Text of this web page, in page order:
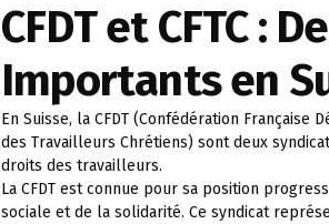
CFDT et CFTC :
Importants en
En Suisse, la CFDT (Confédération Française
des Travailleurs Chrétiens) sont deux
droits des travailleurs.
La CFDT est connue pour sa position
sociale et de la solidarité. Ce syndicat